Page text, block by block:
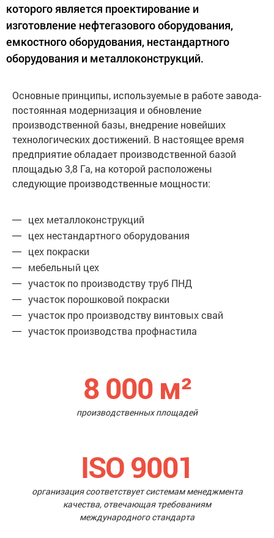
которого является проектирование и
изготовление нефтегазового оборудования,
емкостного оборудования, нестандартного
оборудования и металлоконструкций.
Основные принципы, используемые в работе завода-
постоянная модернизация и обновление
производственной базы, внедрение новейших
технологических достижений. В настоящее время
предприятие обладает производственной базой
площадью 3,8 Га, на которой расположены
следующие производственные мощности:
цех металлоконструкций
цех нестандартного оборудования
цех покраски
мебельный цех
участок по производству труб ПНД
участок порошковой покраски
участок про производству винтовых свай
участок производства профнастила
8 000 м²
производственных площадей
ISO 9001
организация соответствует системам менеджмента
качества, отвечающая требованиям
международного стандарта